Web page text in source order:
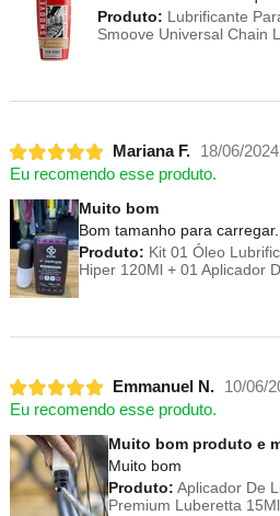
Produto: Lubrificante
Smoove Universal Chain
Mariana F.
18/06/2024
Eu recomendo esse produto.
Muito bom
Bom tamanho para
Produto: Kit 01 Óleo
Hiper 120Ml + 01 Aplicador
Emmanuel N.
10/06/
Eu recomendo esse produto.
Muito bom produto e
Muito bom
Produto: Aplicador De
Premium Luberetta 15Ml